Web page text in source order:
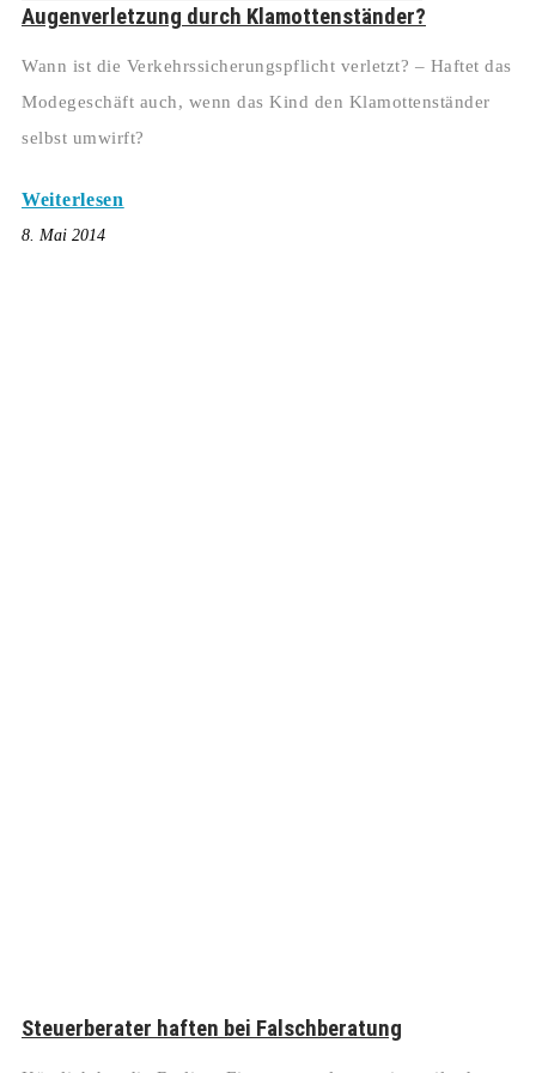
Augenverletzung durch Klamottenständer?
Wann ist die Verkehrssicherungspflicht verletzt? – Haftet das
Modegeschäft auch, wenn das Kind den Klamottenständer
selbst umwirft?
Weiterlesen
8. Mai 2014
Steuerberater haften bei Falschberatung